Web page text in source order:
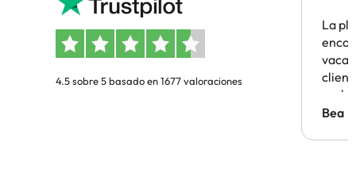
4.5 sobre 5 basado en 1677 valoraciones
La
Bea